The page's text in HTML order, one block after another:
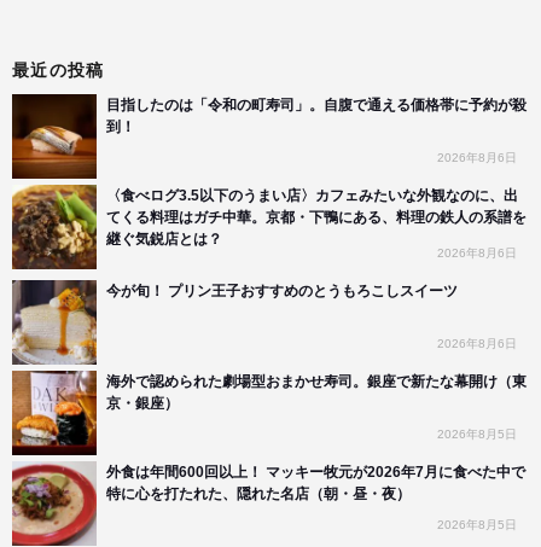
最近の投稿
目指したのは「令和の町寿司」。自腹で通える価格帯に予約が殺
到！
2026年8月6日
〈食べログ3.5以下のうまい店〉カフェみたいな外観なのに、出
てくる料理はガチ中華。京都・下鴨にある、料理の鉄人の系譜を
継ぐ気鋭店とは？
2026年8月6日
今が旬！ プリン王子おすすめのとうもろこしスイーツ
2026年8月6日
海外で認められた劇場型おまかせ寿司。銀座で新たな幕開け（東
京・銀座）
2026年8月5日
外食は年間600回以上！ マッキー牧元が2026年7月に食べた中で
特に心を打たれた、隠れた名店（朝・昼・夜）
2026年8月5日